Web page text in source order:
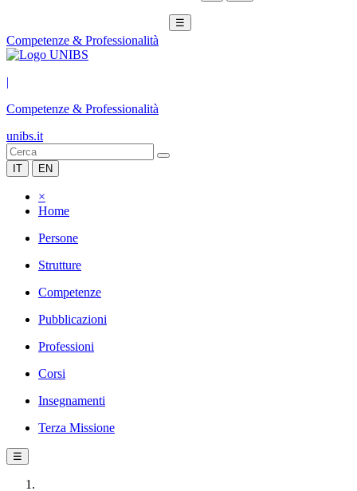
☰
Competenze & Professionalità
|
Competenze & Professionalità
unibs.it
IT EN
×
Home
Persone
Strutture
Competenze
Pubblicazioni
Professioni
Corsi
Insegnamenti
Terza Missione
☰